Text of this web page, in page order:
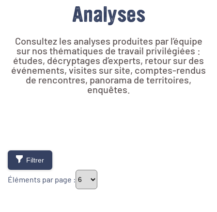
Analyses
Consultez les analyses produites par l’équipe
sur nos thématiques de travail privilégiées :
études, décryptages d’experts, retour sur des
événements, visites sur site, comptes-rendus
de rencontres, panorama de territoires,
enquêtes.
Filtrer
Éléments par page :